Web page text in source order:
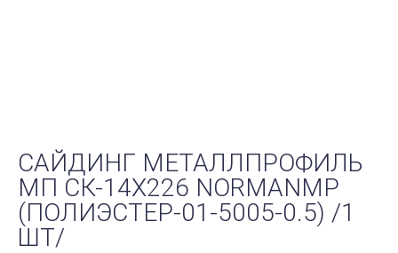
САЙДИНГ МЕТАЛЛПРОФИЛЬ
МП СК-14Х226 NORMANMP
(ПОЛИЭСТЕР-01-5005-0.5) /1
ШТ/